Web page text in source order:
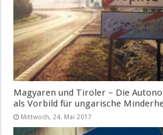
Magyaren und Tiroler – Die
als Vorbild für ungarische
Mittwoch, 24. Mai 2017